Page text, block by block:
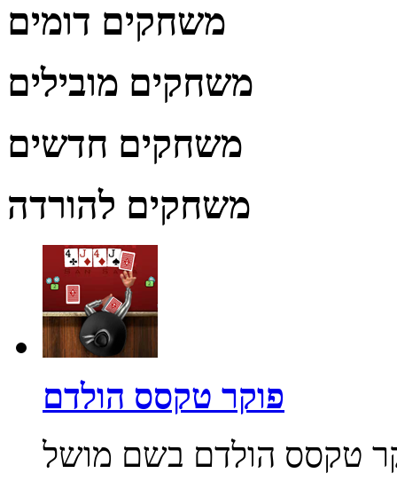
משחקים דומים
משחקים מובילים
משחקים חדשים
משחקים להורדה
פוקר טקסס הולדם